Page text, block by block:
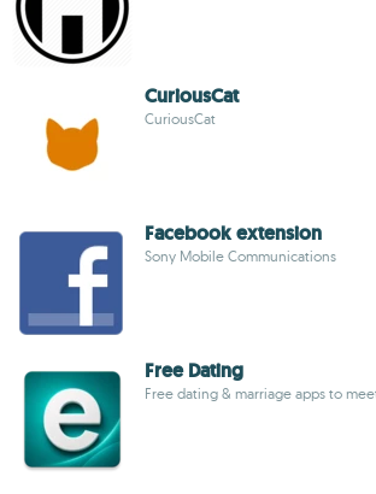
CuriousCat
CuriousCat
Facebook extension
Sony Mobile Communications
Free Dating
Free dating & marriage apps to